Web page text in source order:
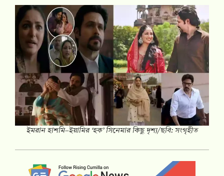
ইমরান হাশমি–ইয়ামির ‘হক’ সিনেমার কিছু দৃশ্য/ছবি: সংগৃহীত